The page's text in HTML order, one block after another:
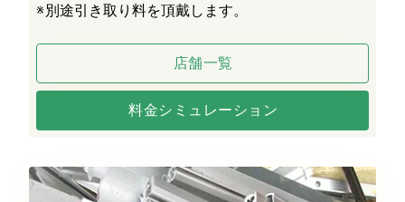
※ 別途引き取り料を頂戴します。
店舗一覧
料金シミュレーション